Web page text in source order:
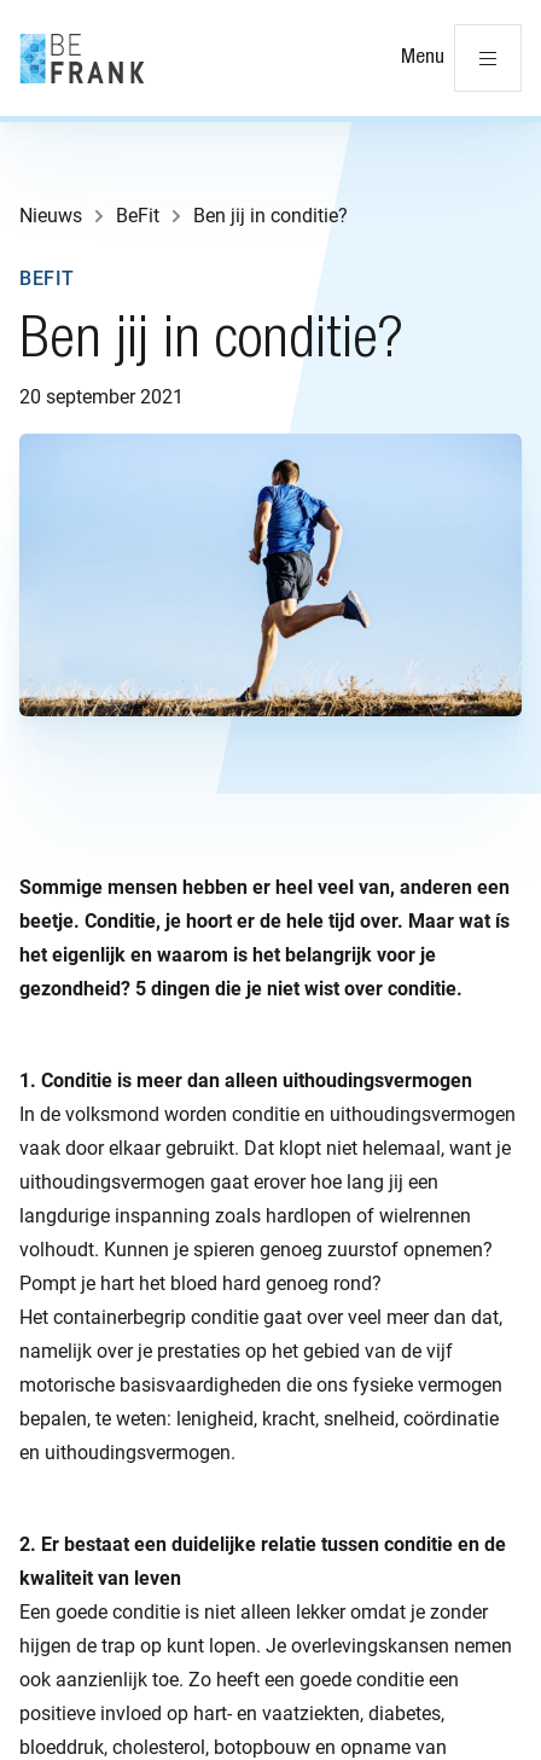
Menu
Nieuws BeFit Ben jij in conditie?
Ben jij in conditie?
20 september 2021
BEFIT
Sommige mensen hebben er heel veel van, anderen een
beetje. Conditie, je hoort er de hele tijd over. Maar wat ís
het eigenlijk en waarom is het belangrijk voor je
gezondheid? 5 dingen die je niet wist over conditie.
1. Conditie is meer dan alleen uithoudingsvermogen
In de volksmond worden conditie en uithoudingsvermogen
vaak door elkaar gebruikt. Dat klopt niet helemaal, want je
uithoudingsvermogen gaat erover hoe lang jij een
langdurige inspanning zoals hardlopen of wielrennen
volhoudt. Kunnen je spieren genoeg zuurstof opnemen?
Pompt je hart het bloed hard genoeg rond?
Het containerbegrip conditie gaat over veel meer dan dat,
namelijk over je prestaties op het gebied van de vijf
motorische basisvaardigheden die ons fysieke vermogen
bepalen, te weten: lenigheid, kracht, snelheid, coördinatie
en uithoudingsvermogen.
2. Er bestaat een duidelijke relatie tussen conditie en de
kwaliteit van leven
Een goede conditie is niet alleen lekker omdat je zonder
hijgen de trap op kunt lopen. Je overlevingskansen nemen
ook aanzienlijk toe. Zo heeft een goede conditie een
positieve invloed op hart- en vaatziekten, diabetes,
bloeddruk, cholesterol, botopbouw en opname van